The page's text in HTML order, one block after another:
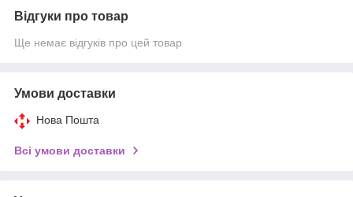
Відгуки про товар
Ще немає відгуків про цей товар
Умови доставки
Нова Пошта
Всі умови доставки